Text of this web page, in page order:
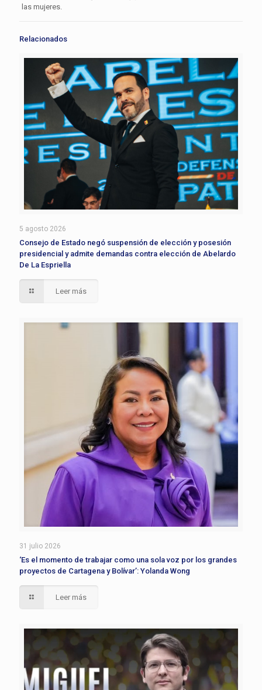
las mujeres.
Relacionados
5 agosto 2026
Consejo de Estado negó suspensión de elección y posesión
presidencial y admite demandas contra elección de Abelardo
De La Espriella
Leer más
31 julio 2026
‘Es el momento de trabajar como una sola voz por los grandes
proyectos de Cartagena y Bolívar’: Yolanda Wong
Leer más